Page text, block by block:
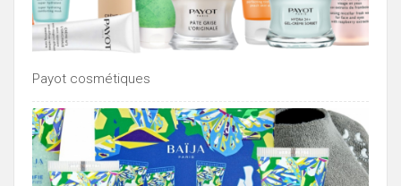
Payot cosmétiques